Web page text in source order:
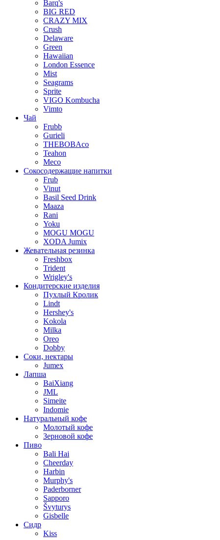
Barq's
BIG RED
CRAZY MIX
Crush
Delaware
Green
Hawaiian
London Essence
Mist
Seagrams
Sprite
VIGO Kombucha
Vimto
Чай
Frubb
Gurieli
THEBOBAco
Teahon
Meco
Сокосодержащие напитки
Frub
Vinut
Basil Seed Drink
Maaza
Rani
Yoku
MOGU MOGU
XODA Jumix
Жевательная резинка
Freshbox
Trident
Wrigley's
Кондитерские изделия
Пухлый Кролик
Lindt
Hershey's
Kokola
Milka
Oreo
Dobby
Соки, нектары
Jumex
Лапша
BaiXiang
JML
Simeite
Indomie
Натуральный кофе
Молотый кофе
Зерновой кофе
Пиво
Bali Hai
Cheerday
Harbin
Murphy's
Paderborner
Sapporo
Švyturys
Gisbelle
Сидр
Kiss